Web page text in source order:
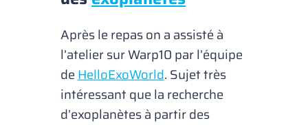
Après le repas on a assisté à
l’atelier sur Warp10 par l’équipe
deHelloExoWorld. Sujet très
intéressant que la recherche
d’exoplanètes à partir des